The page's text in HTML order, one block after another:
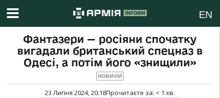
EN
Фантазери — росіяни спочатку
вигадали британський спецназ в
Одесі, а потім його «знищили»
НОВИНИ
23 Липня 2024, 20:18Прочитаєте за: < 1 хв.